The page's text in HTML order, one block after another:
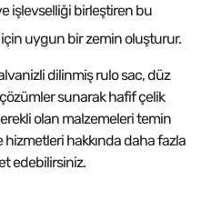
işlevselliği birleştiren bu
uygun bir zemin oluşturur.
dilinmiş rulo sac, düz
sunarak hafif çelik
olan malzemeleri temin
hizmetleri hakkında daha fazla
edebilirsiniz.